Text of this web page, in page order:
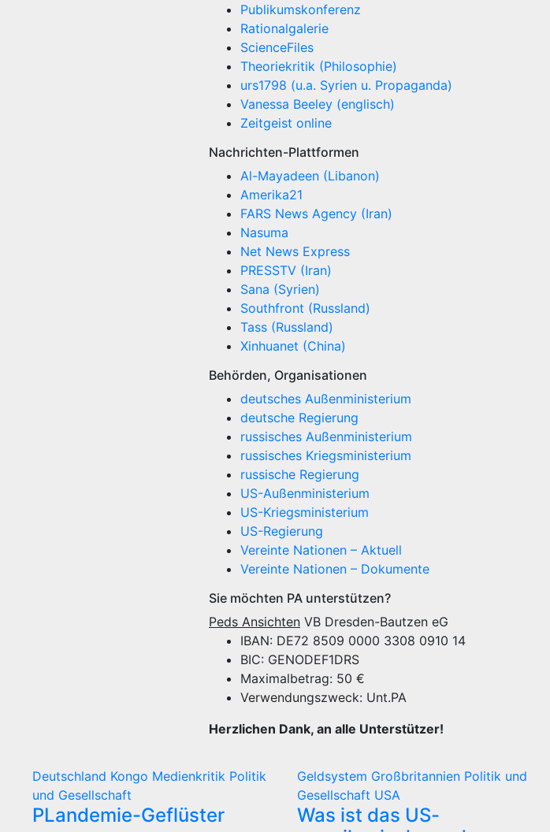
Publikumskonferenz
Rationalgalerie
ScienceFiles
Theoriekritik (Philosophie)
urs1798 (u.a. Syrien u. Propaganda)
Vanessa Beeley (englisch)
Zeitgeist online
Nachrichten-Plattformen
Al-Mayadeen (Libanon)
Amerika21
FARS News Agency (Iran)
Nasuma
Net News Express
PRESSTV (Iran)
Sana (Syrien)
Southfront (Russland)
Tass (Russland)
Xinhuanet (China)
Behörden, Organisationen
deutsches Außenministerium
deutsche Regierung
russisches Außenministerium
russisches Kriegsministerium
russische Regierung
US-Außenministerium
US-Kriegsministerium
US-Regierung
Vereinte Nationen – Aktuell
Vereinte Nationen – Dokumente
Sie möchten PA unterstützen?
Peds Ansichten VB Dresden-Bautzen eG
IBAN: DE72 8509 0000 3308 0910 14
BIC: GENODEF1DRS
Maximalbetrag: 50 €
Verwendungszweck: Unt.PA
Herzlichen Dank, an alle Unterstützer!
Deutschland Kongo Medienkritik Politik
und Gesellschaft
PLandemie-Geflüster
Geldsystem Großbritannien Politik und
Gesellschaft USA
Was ist das US-